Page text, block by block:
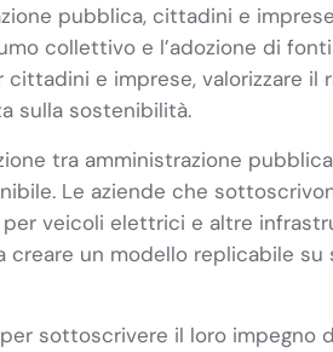
pubblica, cittadini e
collettivo e l’adozione di
e imprese, valorizzare il
sulla sostenibilità.
tra amministrazione
Le aziende che
veicoli elettrici e altre
un modello replicabile su
sottoscrivere il loro impegno